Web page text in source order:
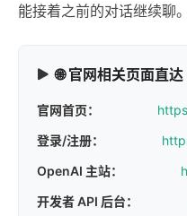
能接着之前的对话继续聊。
🌐 官网相关页面直达
官网首页：
登录/注册：
OpenAI 主站：
开发者 API 后台：